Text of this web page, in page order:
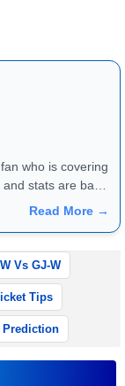
who is covering
stats are bang
and article
Read More →
Vs GJ-W
Tips
Prediction